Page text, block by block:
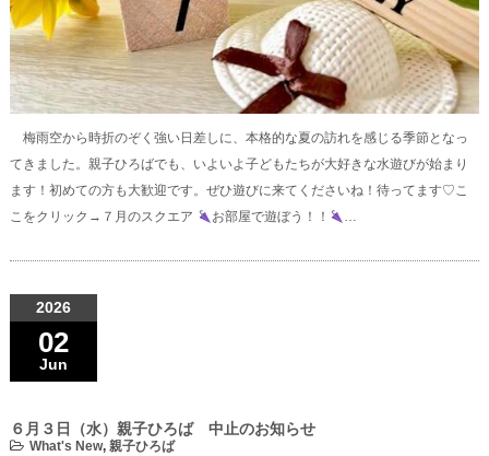
梅雨空から時折のぞく強い日差しに、本格的な夏の訪れを感じる季節となっ
てきました。親子ひろばでも、いよいよ子どもたちが大好きな水遊びが始まり
ます！初めての方も大歓迎です。ぜひ遊びに来てくださいね！待ってます♡こ
こをクリック→７月のスクエア
お部屋で遊ぼう！！ …
2026
02
Jun
６月３日（水）親子ひろば 中止のお知らせ
What's New, 親子ひろば